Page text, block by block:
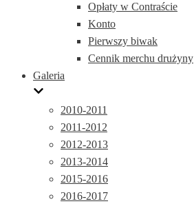
Opłaty w Contraście
Konto
Pierwszy biwak
Cennik merchu drużyny
Galeria
2010-2011
2011-2012
2012-2013
2013-2014
2015-2016
2016-2017